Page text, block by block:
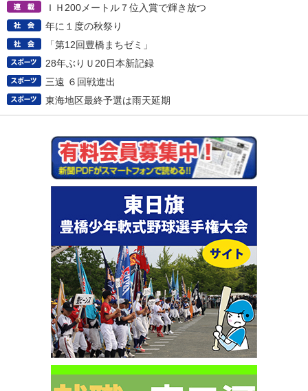
ＩＨ200メートル７位入賞で輝き放つ
年に１度の秋祭り
「第12回豊橋まちゼミ」
28年ぶりＵ20日本新記録
三遠 ６回戦進出
東海地区最終予選は雨天延期